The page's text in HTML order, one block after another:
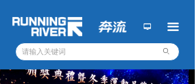
끀
新闻动态
ꁢ 业务一：极限运动培训
ꄙ
넡